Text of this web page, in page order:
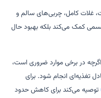
غلات کامل، چربی‌های سالم و
کمک می‌کند بلکه بهبود حال
در برخی موارد ضروری است،
تغذیه‌ای انجام شود. برای
توصیه می‌کند برای کاهش حدود